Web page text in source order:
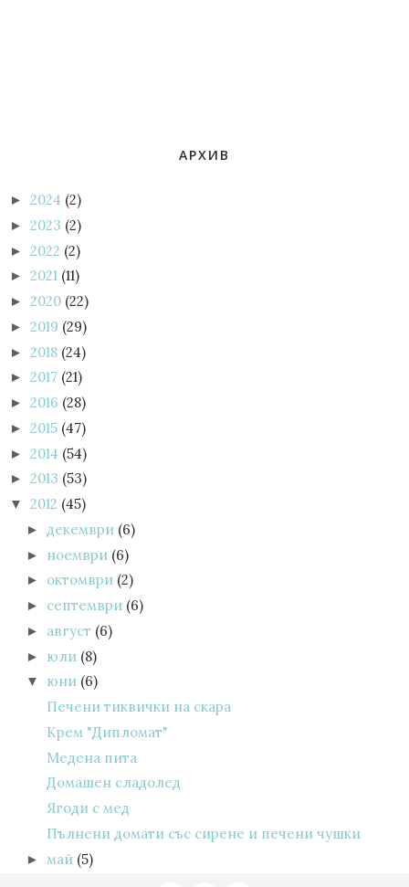
АРХИВ
► 2024 (2)
► 2023 (2)
► 2022 (2)
► 2021 (11)
► 2020 (22)
► 2019 (29)
► 2018 (24)
► 2017 (21)
► 2016 (28)
► 2015 (47)
► 2014 (54)
► 2013 (53)
▼ 2012 (45)
► декември (6)
► ноември (6)
► октомври (2)
► септември (6)
► август (6)
► юли (8)
▼ юни (6)
Печени тиквички на скара
Крем "Дипломат"
Медена пита
Домашен сладолед
Ягоди с мед
Пълнени домати със сирене и печени чушки
► май (5)